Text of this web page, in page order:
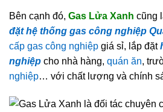
Bên cạnh đó, Gas Lửa Xanh cũng
đặt hệ thống gas công nghiệp
cấp gas công nghiệp giá sỉ, lắp đặt
nghiệp cho nhà hàng, quán ăn,
nghiệp… với chất lượng và chính